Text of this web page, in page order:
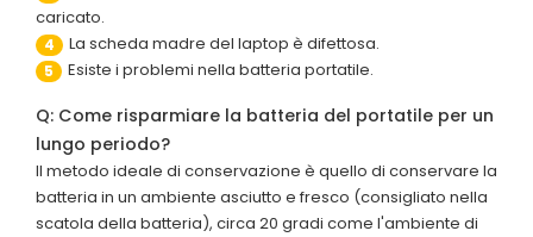
caricato.
4 La scheda madre del laptop è difettosa.
5 Esiste i problemi nella batteria portatile.
Q: Come risparmiare la batteria del portatile per un
lungo periodo?
Il metodo ideale di conservazione è quello di conservare la
batteria in un ambiente asciutto e fresco (consigliato nella
scatola della batteria), circa 20 gradi come l'ambiente di